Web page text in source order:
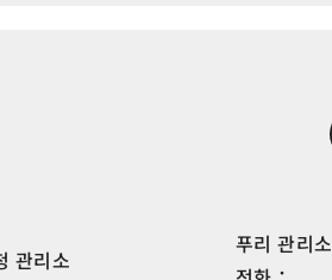
관리소
푸리 관리소